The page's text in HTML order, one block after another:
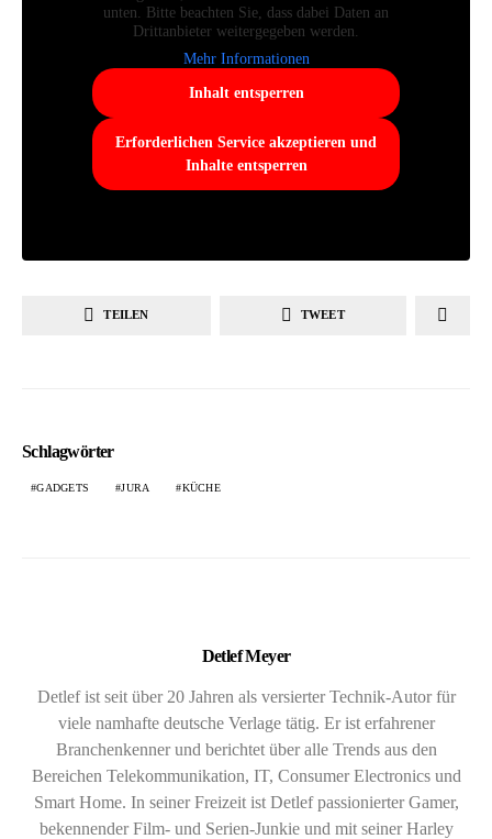
unten. Bitte beachten Sie, dass dabei Daten an
Drittanbieter weitergegeben werden.
Mehr Informationen
Inhalt entsperren
Erforderlichen Service akzeptieren und
Inhalte entsperren
TEILEN TWEET
Schlagwörter
GADGETS JURA KÜCHE
Detlef Meyer
Detlef ist seit über 20 Jahren als versierter Technik-Autor für
viele namhafte deutsche Verlage tätig. Er ist erfahrener
Branchenkenner und berichtet über alle Trends aus den
Bereichen Telekommunikation, IT, Consumer Electronics und
Smart Home. In seiner Freizeit ist Detlef passionierter Gamer,
bekennender Film- und Serien-Junkie und mit seiner Harley